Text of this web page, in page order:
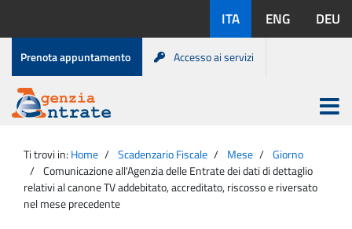
contenuto
disponibili:
ITA ENG DEU
Menu
di
servizio
Prenota appuntamento Accesso ai servizi
Agenzia
Entrate
Apri
menu
principale
Ti trovi in: Home Scadenzario Fiscale Mese
Giorno
Comunicazione all'Agenzia delle Entrate dei dati di dettaglio
relativi al canone TV addebitato, accreditato, riscosso e riversato
nel mese precedente